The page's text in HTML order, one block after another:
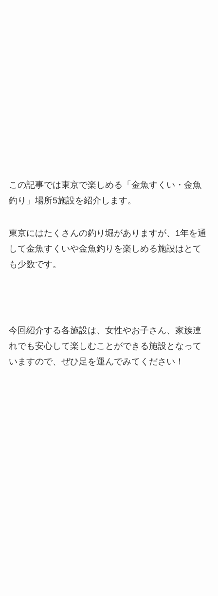
この記事では東京で楽しめる「金魚すくい・金魚
釣り」場所5施設を紹介します。
東京にはたくさんの釣り堀がありますが、1年を通
して金魚すくいや金魚釣りを楽しめる施設はとて
も少数です。
今回紹介する各施設は、女性やお子さん、家族連
れでも安心して楽しむことができる施設となって
いますので、ぜひ足を運んでみてください！